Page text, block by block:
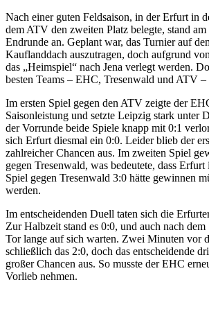
Nach einer guten Feldsaison, in der Erfurt in
dem ATV den zweiten Platz belegte, stand
Endrunde an. Geplant war, das Turnier auf
Kauflanddach auszutragen, doch aufgrund
das „Heimspiel“ nach Jena verlegt werden.
besten Teams – EHC, Tresenwald und ATV –
Im ersten Spiel gegen den ATV zeigte der
Saisonleistung und setzte Leipzig stark unter
der Vorrunde beide Spiele knapp mit 0:1
sich Erfurt diesmal ein 0:0. Leider blieb der
zahlreicher Chancen aus. Im zweiten Spiel
gegen Tresenwald, was bedeutete, dass Erfurt
Spiel gegen Tresenwald 3:0 hätte gewinnen
werden.
Im entscheidenden Duell taten sich die
Zur Halbzeit stand es 0:0, und auch nach
Tor lange auf sich warten. Zwei Minuten vor
schließlich das 2:0, doch das entscheidende
großer Chancen aus. So musste der EHC
Vorlieb nehmen.